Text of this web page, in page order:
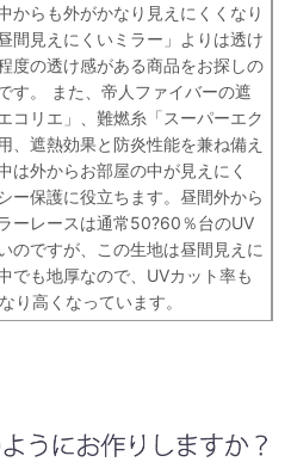
からも外がかなり見えにくくなり
間見えにくいミラー」よりは透け
度の透け感がある商品をお探しの
す。 また、帝人ファイバーの遮
コリエ」、難燃糸「スーパーエク
、遮熱効果と防炎性能を兼ね備え
は外からお部屋の中が見えにく
ー保護に役立ちます。昼間外から
ーレースは通常50?60％台のUV
のですが、この生地は昼間見えに
でも地厚なので、UVカット率も
り高くなっています。